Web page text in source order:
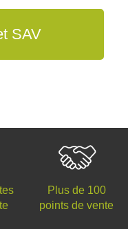
SAV
Plus de 100
points de vente